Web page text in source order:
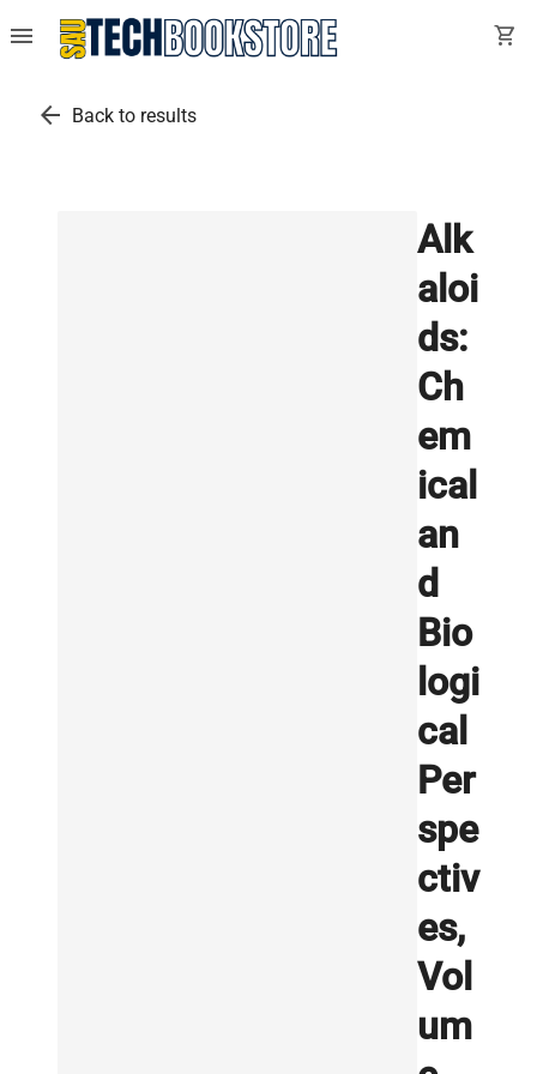
menu shopping_cart
arrow_back Back to results
Alk
aloi
ds:
Ch
em
ical
an
d
Bio
logi
cal
Per
spe
ctiv
es,
Vol
um